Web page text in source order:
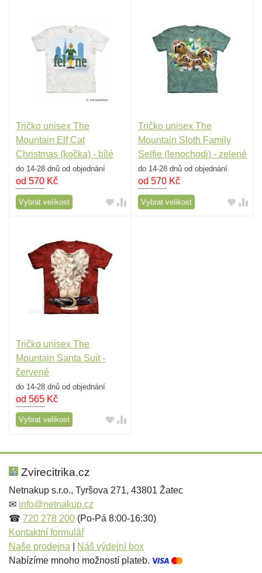
Tričko unisex The
Mountain Elf Cat
Christmas (kočka) - bílé
do 14-28 dnů od objednání
od 570 Kč
Vybrat velikost
Tričko unisex The
Mountain Sloth Family
Selfie (lenochodi) - zelené
do 14-28 dnů od objednání
od 570Kč
Vybrat velikost
Tričko unisex The
Mountain Santa Suit -
červené
do 14-28 dnů od objednání
od 565 Kč
Vybrat velikost
Zvirecitrika.cz
Netnakup s.r.o., Tyršova 271, 43801 Žatec
✉ info@netnakup.cz
☎ 720 278 200 (Po-Pá 8:00-16:30)
Kontaktní formulář
Naše prodejna
Náš výdejní box
Nabízíme mnoho možností plateb.